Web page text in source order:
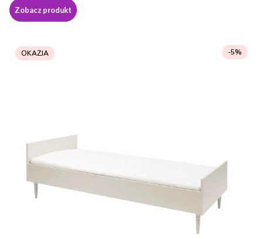
Zobacz produkt
OKAZJA -5%